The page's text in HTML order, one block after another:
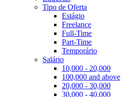
Tipo de Oferta
Estágio
Freelance
Full-Time
Part-Time
Temporário
Salário
10,000 - 20,000
100,000 and above
20,000 - 30,000
30,000 - 40,000